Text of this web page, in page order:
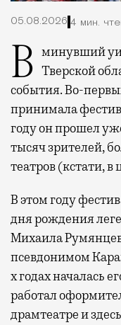
05.08.2026 4 мин.
В минувший уикенд маленькая Старица в Тверской
события. Во-
принимала
году он прошел
тысяч зрителей,
театров (кстати, в
В этом году
дня рождения
Михаила
псевдонимом
х годах началась
работал
драмтеатре и